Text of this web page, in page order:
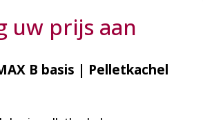
uw prijs aan
B basis | Pelletkachel